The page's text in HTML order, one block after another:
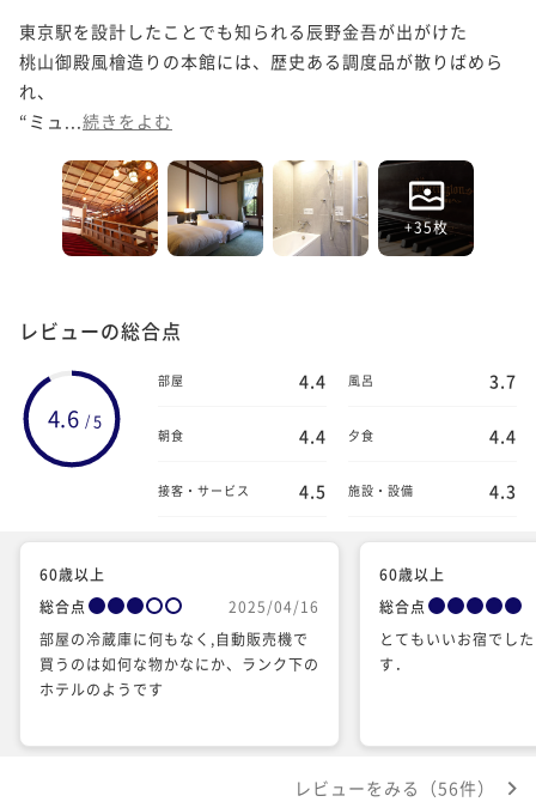
東京駅を設計したことでも知られる辰野金吾が出がけた
桃山御殿風檜造りの本館には、歴史ある調度品が散りばめら
れ、
“ミュ... 続きをよむ
+35枚
レビューの総合点
4.6 /5
部屋 4.4 風呂 3.7
朝食 4.4 夕食 4.4
接客・サービス 4.5 施設・設備 4.3
60歳以上
総合点
2025/04/16
部屋の冷蔵庫に何もなく,自動販売機で
買うのは如何な物かなにか、ランク下の
ホテルのようです
60歳以上
総合点
とてもいいお宿でし
す．
レビューをみる（56件）